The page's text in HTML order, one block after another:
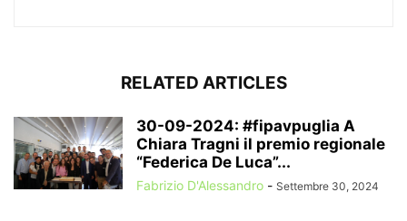
RELATED ARTICLES
30-09-2024: #fipavpuglia A
Chiara Tragni il premio regionale
“Federica De Luca”...
Fabrizio D'Alessandro - Settembre 30, 2024